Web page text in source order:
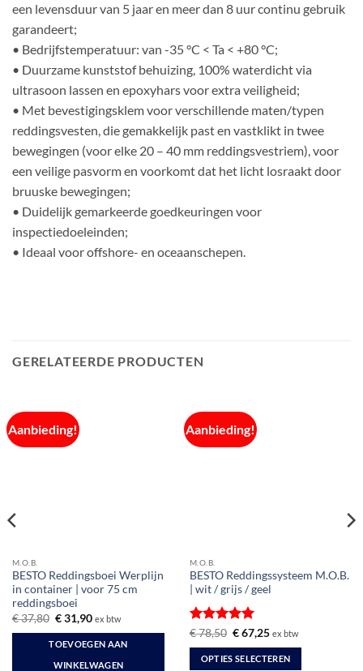
een levensduur van 5 jaar en meer dan 8 uur continu gebruik
garandeert;
• Bedrijfstemperatuur: van -35 °C < Ta < +80 °C;
• Duurzame kunststof behuizing, 100% waterdicht via
ultrasoon lassen en epoxyhars voor extra veiligheid;
• Met bevestigingsklem voor verschillende maten/typen
reddingsvesten, die gemakkelijk past en vastklikt in twee
bewegingen (voor elke 20 – 40 mm reddingsvestriem), voor
een veilige pasvorm en voorkomt dat het licht losraakt door
bruuske bewegingen;
• Duidelijk gemarkeerde goedkeuringen voor
inspectiedoeleinden;
• Ideaal voor offshore- en oceaanschepen.
GERELATEERDE PRODUCTEN
Aanbieding!
M.O.B.
BESTO Reddingsboei Werplijn
in container | voor 75 cm
reddingsboei
€37,80 Oorspronkelijke
was:
€ 37,80.
€31,90Huidige
is:
€ 31,90.
ex btw
TOEVOEGEN AAN
WINKELWAGEN
Aanbieding!
M.O.B.
BESTO Reddingssysteem M.O.B.
| wit / grijs / geel
Gewaardeerd
5uit 5
€78,50 Oorspronkelijke
was:
€ 78,50.
€67,25Huidige
is:
€ 67,25.
ex btw
OPTIES SELECTEREN